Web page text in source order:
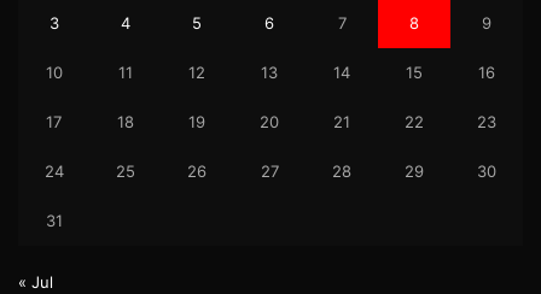
3 4 5 6 7 8 9
10 11 12 13 14 15 16
17 18 19 20 21 22 23
24 25 26 27 28 29 30
31
« Jul